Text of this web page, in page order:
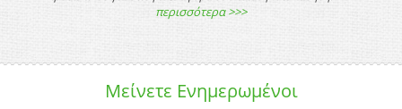
περισσότερα >>>
Μείνετε Ενημερωμένοι